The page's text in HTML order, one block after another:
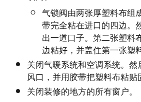
气锁阀由两张厚塑料布组
带完全粘在进口的四边。
出一道口子。第二张塑料
边粘好，并盖住第一张塑
关闭气暖系统和空调系统。
风口，并用胶带把塑料布粘贴
关闭装修的地方的所有窗户。